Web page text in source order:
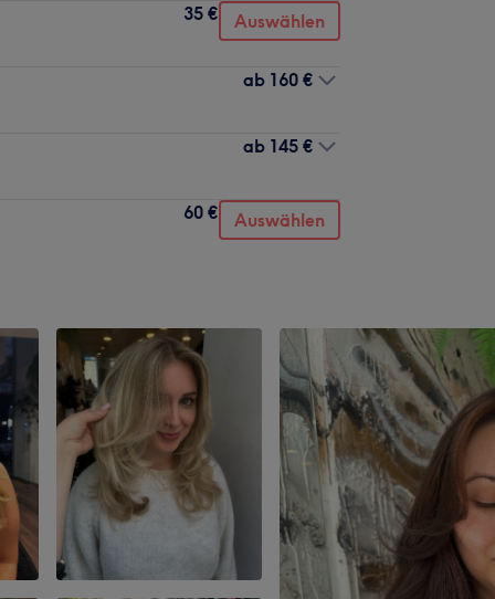
35 € Auswählen
ab 160 €
ab 145 €
60 € Auswählen